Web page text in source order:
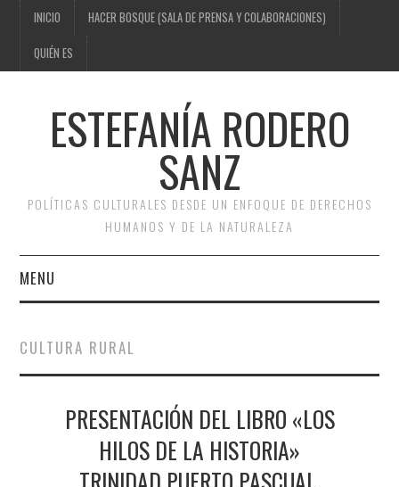
INICIO HACER BOSQUE (SALA DE PRENSA Y COLABORACIONES)
QUIÉN ES
ESTEFANÍA RODERO
SANZ
POLÍTICAS CULTURALES DESDE UN ENFOQUE DE DERECHOS
HUMANOS Y DE LA NATURALEZA
MENU
HACER BOSQUE (SALA DE
PRENSA Y
COLABORACIONES)
CULTURA RURAL
PRESENTACIÓN DEL LIBRO «LOS
HILOS DE LA HISTORIA»